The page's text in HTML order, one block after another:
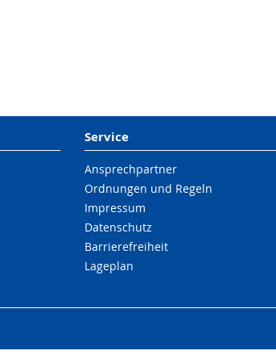
Service
Ansprechpartner
Ordnungen und Regeln
Impressum
Datenschutz
Barrierefreiheit
Lageplan